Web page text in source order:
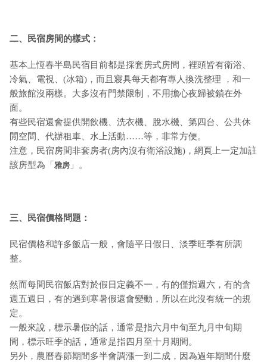
二、民宿房間的樣式：
基本上恆春半島民宿目前都是採套房式房間，裡頭皆有衛浴、
冷氣、電視、(冰箱)，而且寢具每天都有專人換洗整理 ，和一
般旅館沒兩樣。大多沒有門禁限制，不用擔心夜歸被鎖在外
面。
有些民宿還會提供開飲機、洗衣機、脫水機、第四台、公共休
閒空間、代辦租車、水上活動……等，非常方便。
注意，民宿房間非套房者(房內沒有衛浴設施)，網頁上一定加註
該房型為「 雅房 」。
三、民宿價格問題：
民宿價格和許多飯店一般，會隨平日假日、淡季旺季有所調
整。
然而每間民宿飯店對於假日定義不一，有的僅指週六，有的含
週五週日，有的遇到寒暑假還會變動，所以在此沒有統一的規
定。
一般來說，標示暑假的話，通常是指六月中旬至九月中旬期
間，標示旺季的話，通常是指四月至十月期間。
另外，農曆春節期間多半會調漲一到二成，因為過年期間什麼